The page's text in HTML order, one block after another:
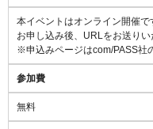
本イベントはオンライン開催で
お申し込み後、URLをお送りい
※申込みページはcom/PASS社
参加費
無料